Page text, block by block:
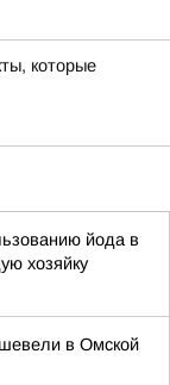
которые
йода в
хозяйку
в Омской